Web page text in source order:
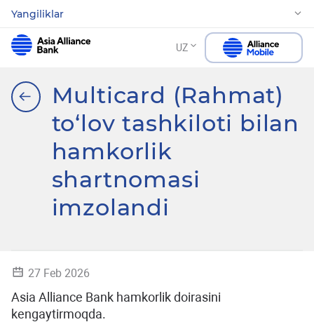
Yangiliklar
UZ
Multicard (Rahmat)
to‘lov tashkiloti bilan
hamkorlik
shartnomasi
imzolandi
27 Feb 2026
Asia Alliance Bank hamkorlik doirasini
kengaytirmoqda.